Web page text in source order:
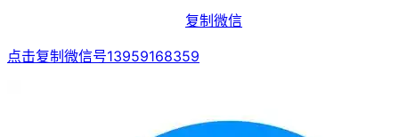
复制微信
点击复制微信号13959168359